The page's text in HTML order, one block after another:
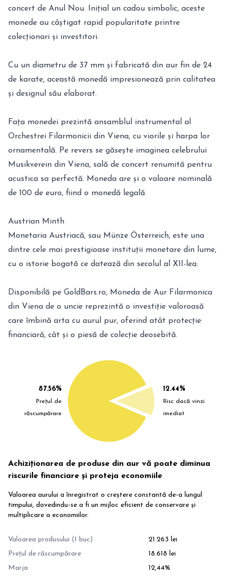
concert de Anul Nou. Inițial un cadou simbolic, aceste
monede au câștigat rapid popularitate printre
colecționari și investitori.
Cu un diametru de 37 mm și fabricată din aur fin de 24
de karate, această monedă impresionează prin calitatea
și designul său elaborat.
Fața monedei prezintă ansamblul instrumental al
Orchestrei Filarmonicii din Viena, cu viorile și harpa lor
ornamentală. Pe revers se găsește imaginea celebrului
Musikverein din Viena, sală de concert renumită pentru
acustica sa perfectă. Moneda are și o valoare nominală
de 100 de euro, fiind o monedă legală.
Austrian Minth
Monetaria Austriacă, sau Münze Österreich, este una
dintre cele mai prestigioase instituții monetare din lume,
cu o istorie bogată ce datează din secolul al XII-lea.
Disponibilă pe GoldBars.ro, Moneda de Aur Filarmonica
din Viena de o uncie reprezintă o investiție valoroasă
care îmbină arta cu aurul pur, oferind atât protecție
financiară, cât și o piesă de colecție deosebită.
87.56%
Prețul de
răscumpărare
12.44%
Risc dacă vinzi
imediat
Achiziționarea de produse din aur vă poate diminua
riscurile financiare și proteja economiile
Valoarea aurului a înregistrat o creștere constantă de-a lungul
timpului, dovedindu-se a fi un mijloc eficient de conservare și
multiplicare a economiilor.
Valoarea produsului (1 buc)
21.263 lei
Prețul de răscumpărare
18.618 lei
Marja
12,44%